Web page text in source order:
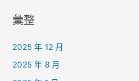
彙整
2025 年 12 月
2025 年 8 月